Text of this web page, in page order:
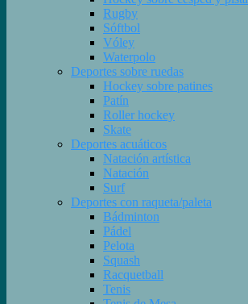
Rugby
Sóftbol
Vóley
Waterpolo
Deportes sobre ruedas
Hockey sobre patines
Patín
Roller hockey
Skate
Deportes acuáticos
Natación artística
Natación
Surf
Deportes con raqueta/paleta
Bádminton
Pádel
Pelota
Squash
Racquetball
Tenis